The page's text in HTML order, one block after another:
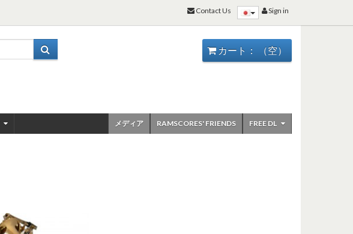
カート： （空）
FREE DL
RAMSCORES' FRIENDS
メディア
Sign in
Contact Us